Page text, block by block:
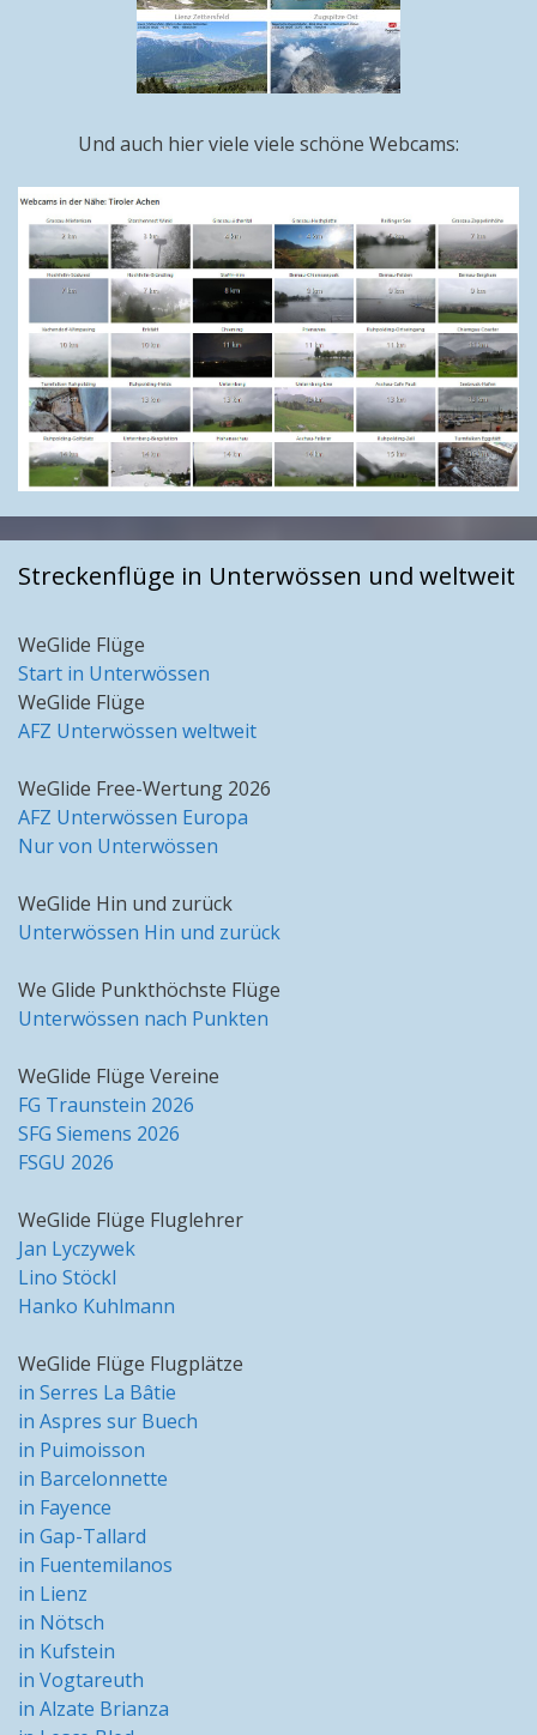
Und auch hier viele viele schöne Webcams:
Streckenflüge in Unterwössen und weltweit
WeGlide Flüge
Start in Unterwössen
WeGlide Flüge
AFZ Unterwössen weltweit
WeGlide Free-Wertung 2026
AFZ Unterwössen Europa
Nur von Unterwössen
WeGlide Hin und zurück
Unterwössen Hin und zurück
We Glide Punkthöchste Flüge
Unterwössen nach Punkten
WeGlide Flüge Vereine
FG Traunstein 2026
SFG Siemens 2026
FSGU 2026
WeGlide Flüge Fluglehrer
Jan Lyczywek
Lino Stöckl
Hanko Kuhlmann
WeGlide Flüge Flugplätze
in Serres La Bâtie
in Aspres sur Buech
in Puimoisson
in Barcelonnette
in Fayence
in Gap-Tallard
in Fuentemilanos
in Lienz
in Nötsch
in Kufstein
in Vogtareuth
in Alzate Brianza